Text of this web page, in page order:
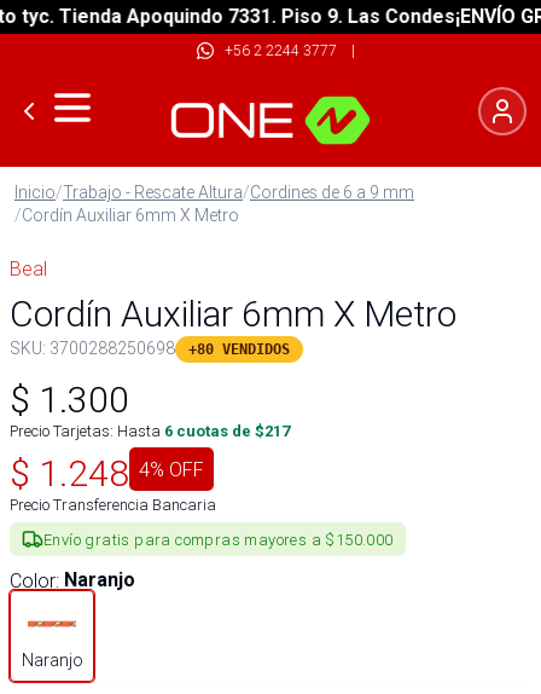
Tienda Apoquindo 7331. Piso 9. Las Condes¡ENVÍO
+56 2 2244 3777 |
Inicio/Trabajo - Rescate Altura/Cordines de 6 a 9 mm
/Cordín Auxiliar 6mm X Metro
Beal
Cordín Auxiliar 6mm X Metro
SKU: 3700288250698 +80 VENDIDOS
$ 1.300
Precio Tarjetas: Hasta 6 cuotas de $217
$ 1.248 4% OFF
Precio Transferencia Bancaria
Envío gratis para compras mayores a $150.000
Color: Naranjo
Naranjo